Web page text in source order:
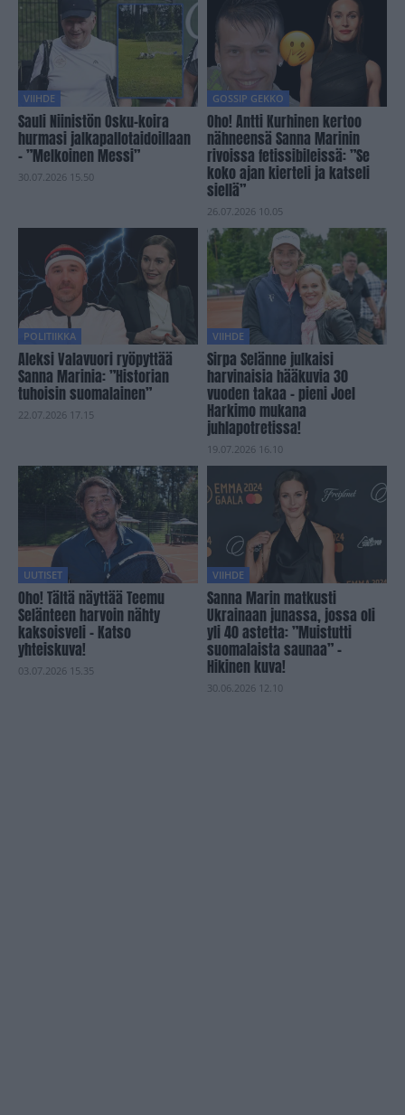
VIIHDE
Sauli Niinistön Osku-koira
hurmasi jalkapallotaidoillaan
– ”Melkoinen Messi”
30.07.2026 15.50
GOSSIP GEKKO
Oho! Antti Kurhinen kertoo
nähneensä Sanna Marinin
rivoissa fetissibileissä: ”Se
koko ajan kierteli ja katseli
siellä”
26.07.2026 10.05
POLITIIKKA
Aleksi Valavuori ryöpyttää
Sanna Marinia: ”Historian
tuhoisin suomalainen”
22.07.2026 17.15
VIIHDE
Sirpa Selänne julkaisi
harvinaisia hääkuvia 30
vuoden takaa – pieni Joel
Harkimo mukana
juhlapotretissa!
19.07.2026 16.10
UUTISET
Oho! Tältä näyttää Teemu
Selänteen harvoin nähty
kaksoisveli – Katso
yhteiskuva!
03.07.2026 15.35
VIIHDE
Sanna Marin matkusti
Ukrainaan junassa, jossa oli
yli 40 astetta: ”Muistutti
suomalaista saunaa” –
Hikinen kuva!
30.06.2026 12.10